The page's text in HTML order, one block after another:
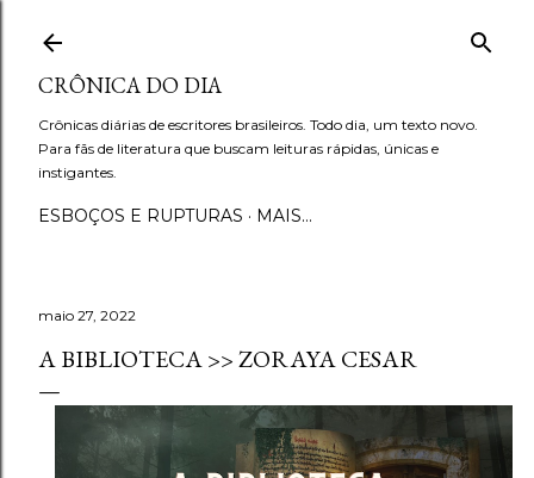
CRÔNICA DO DIA
Crônicas diárias de escritores brasileiros. Todo dia, um texto novo.
Para fãs de literatura que buscam leituras rápidas, únicas e
instigantes.
ESBOÇOS E RUPTURAS MAIS…
maio 27, 2022
A BIBLIOTECA >> ZORAYA CESAR